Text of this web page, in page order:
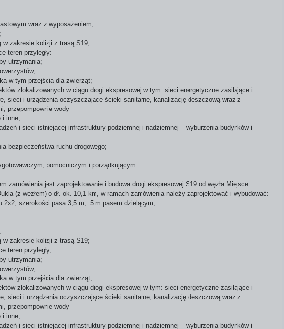
wraz z wyposażeniem;
w zakresie kolizji z trasą S19;
teren przyległy;
utrzymania;
w tym przejścia dla zwierząt;
zlokalizowanych w ciągu drogi ekspresowej w tym: sieci energetyczne zasilające i
sieci i urządzenia oczyszczające ścieki sanitarne, kanalizację deszczową wraz z
przepompownie wody
i inne;
i sieci istniejącej infrastruktury podziemnej i nadziemnej – wyburzenia budynków i
bezpieczeństwa ruchu drogowego;
pomocniczym i porządkującym.
zamówienia jest zaprojektowanie i budowa drogi ekspresowej S19 od węzła Miejsce
(z węzłem) o dł. ok. 10,1 km, w ramach zamówienia należy zaprojektować i wybudować:
2x2, szerokości pasa 3,5 m, 5 m pasem dzielącym;
w zakresie kolizji z trasą S19;
teren przyległy;
utrzymania;
w tym przejścia dla zwierząt;
zlokalizowanych w ciągu drogi ekspresowej w tym: sieci energetyczne zasilające i
sieci i urządzenia oczyszczające ścieki sanitarne, kanalizację deszczową wraz z
przepompownie wody
i inne;
i sieci istniejącej infrastruktury podziemnej i nadziemnej – wyburzenia budynków i